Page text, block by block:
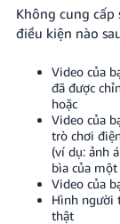
Không cung
điều kiện nào
Video của
đã được
hoặc
Video của
trò chơi
(ví dụ: ảnh
bìa của
Video của
Hình người
thật